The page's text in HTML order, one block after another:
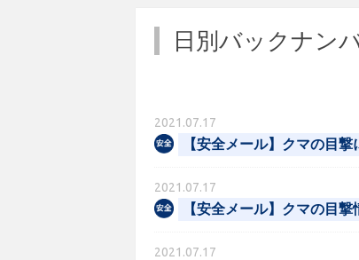
日別バックナン
2021.07.17
【安全メール】クマの目
2021.07.17
【安全メール】クマの目撃
2021.07.17